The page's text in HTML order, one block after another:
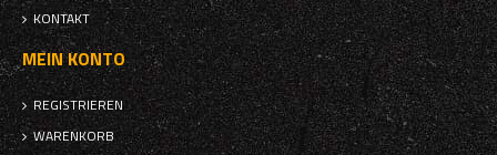
KONTAKT
MEIN KONTO
REGISTRIEREN
WARENKORB